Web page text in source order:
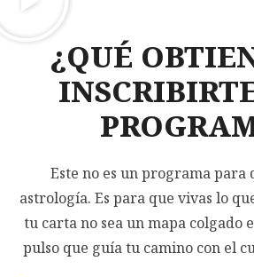
¿QUÉ
Este no es un programa para
astrología. Es para que vivas lo
tu carta no sea un mapa colgado
pulso que guía tu camino con el